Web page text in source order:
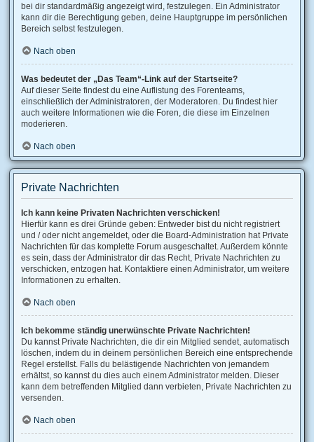
bei dir standardmäßig angezeigt wird, festzulegen. Ein Administrator
kann dir die Berechtigung geben, deine Hauptgruppe im persönlichen
Bereich selbst festzulegen.
Nach oben
Was bedeutet der „Das Team“-Link auf der Startseite?
Auf dieser Seite findest du eine Auflistung des Forenteams,
einschließlich der Administratoren, der Moderatoren. Du findest hier
auch weitere Informationen wie die Foren, die diese im Einzelnen
moderieren.
Nach oben
Private Nachrichten
Ich kann keine Privaten Nachrichten verschicken!
Hierfür kann es drei Gründe geben: Entweder bist du nicht registriert
und / oder nicht angemeldet, oder die Board-Administration hat Private
Nachrichten für das komplette Forum ausgeschaltet. Außerdem könnte
es sein, dass der Administrator dir das Recht, Private Nachrichten zu
verschicken, entzogen hat. Kontaktiere einen Administrator, um weitere
Informationen zu erhalten.
Nach oben
Ich bekomme ständig unerwünschte Private Nachrichten!
Du kannst Private Nachrichten, die dir ein Mitglied sendet, automatisch
löschen, indem du in deinem persönlichen Bereich eine entsprechende
Regel erstellst. Falls du belästigende Nachrichten von jemandem
erhältst, so kannst du dies auch einem Administrator melden. Dieser
kann dem betreffenden Mitglied dann verbieten, Private Nachrichten zu
versenden.
Nach oben